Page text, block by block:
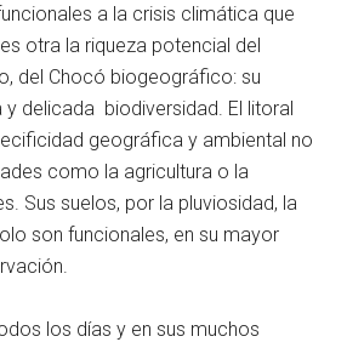
a la crisis climática que
otra la riqueza potencial del
del Chocó biogeográfico: su
delicada biodiversidad. El litoral
geográfica y ambiental no
como la agricultura o la
Sus suelos, por la pluviosidad, la
son funcionales, en su mayor
los días y en sus muchos